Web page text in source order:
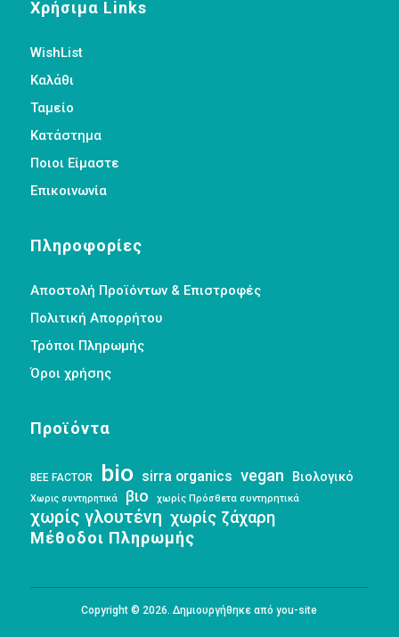
Χρήσιμα Links
WishList
Καλάθι
Ταμείο
Κατάστημα
Ποιοι Είμαστε
Επικοινωνία
Πληροφορίες
Αποστολή Προϊόντων & Επιστροφές
Πολιτική Απορρήτου
Τρόποι Πληρωμής
Όροι χρήσης
Προϊόντα
BEE FACTOR bio sirra organics vegan Βιολογικό
Χωρις συντηρητικά βιο χωρίς Πρόσθετα συντηρητικά
χωρίς γλουτένη χωρίς ζάχαρη
Μέθοδοι Πληρωμής
Copyright © 2026. Δημιουργήθηκε από you-site